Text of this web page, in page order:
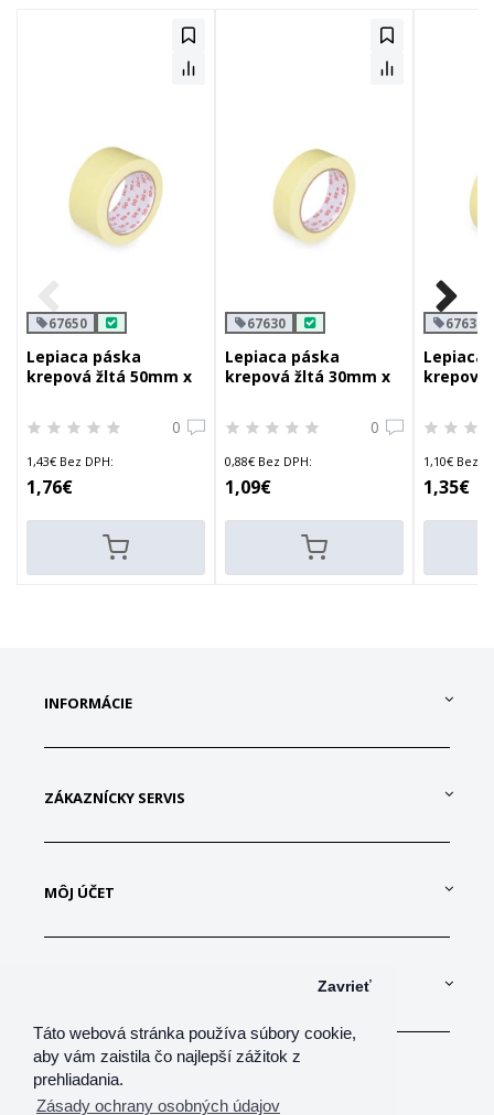
Táto webová stránka používa súbory cookie,
aby vám zaistila čo najlepší zážitok z
prehliadania.
Zásady ochrany osobných údajov
Zavrieť
67650
Lepiaca páska
krepová žltá 50mm x
0
1,43€ Bez DPH:
1,76€
67630
Lepiaca páska
krepová žltá 30mm x
0
0,88€ Bez DPH:
1,09€
67638
Lepiaca
krepová
1,10€ Bez
1,35€
INFORMÁCIE
ZÁKAZNÍCKY SERVIS
MÔJ ÚČET